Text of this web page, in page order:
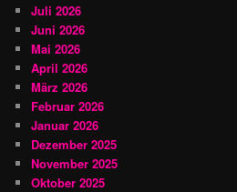
Juli 2026
Juni 2026
Mai 2026
April 2026
März 2026
Februar 2026
Januar 2026
Dezember 2025
November 2025
Oktober 2025